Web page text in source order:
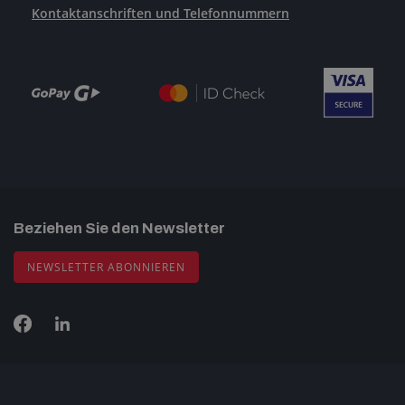
Kontaktanschriften und Telefonnummern
Beziehen Sie den Newsletter
NEWSLETTER ABONNIEREN